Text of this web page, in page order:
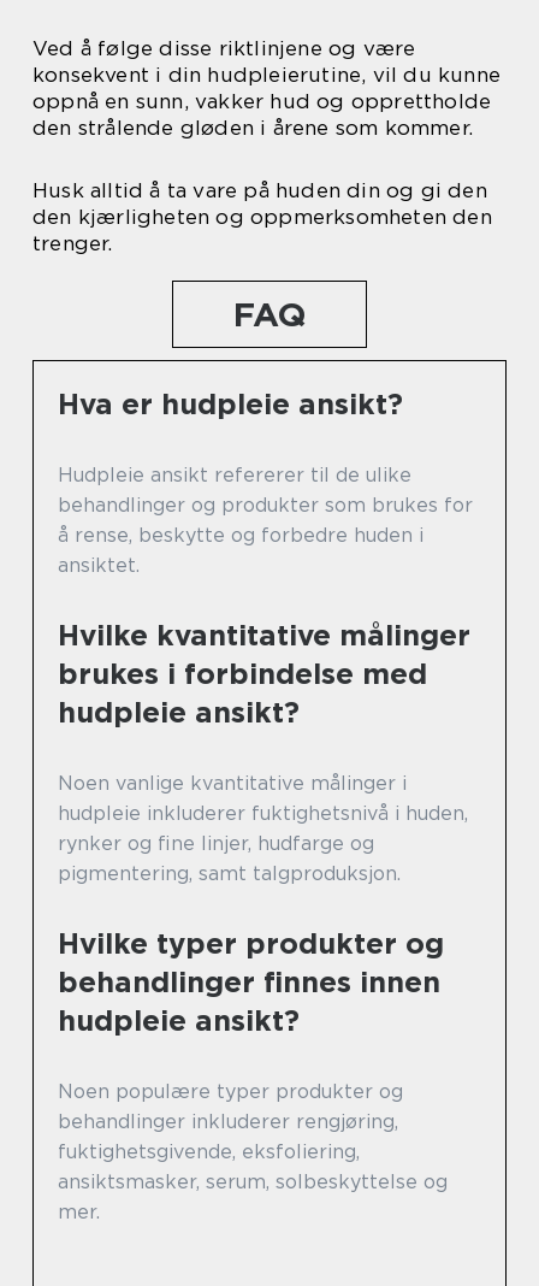
Ved å følge disse riktlinjene og være
konsekvent i din hudpleierutine, vil du kunne
oppnå en sunn, vakker hud og opprettholde
den strålende gløden i årene som kommer.
Husk alltid å ta vare på huden din og gi den
den kjærligheten og oppmerksomheten den
trenger.
FAQ
Hva er hudpleie ansikt?
Hudpleie ansikt refererer til de ulike
behandlinger og produkter som brukes for
å rense, beskytte og forbedre huden i
ansiktet.
Hvilke kvantitative målinger
brukes i forbindelse med
hudpleie ansikt?
Noen vanlige kvantitative målinger i
hudpleie inkluderer fuktighetsnivå i huden,
rynker og fine linjer, hudfarge og
pigmentering, samt talgproduksjon.
Hvilke typer produkter og
behandlinger finnes innen
hudpleie ansikt?
Noen populære typer produkter og
behandlinger inkluderer rengjøring,
fuktighetsgivende, eksfoliering,
ansiktsmasker, serum, solbeskyttelse og
mer.